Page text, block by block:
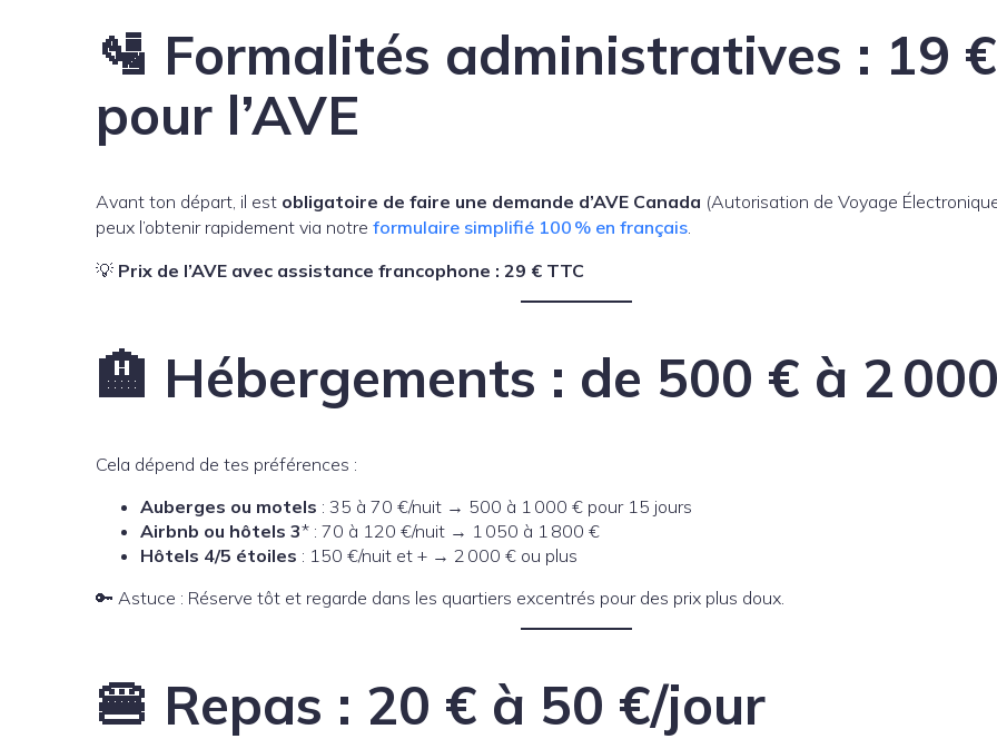
🛂 Formalités administratives : 19 €
pour l’AVE
Avant ton départ, il est obligatoire de faire une demande d’AVE Canada (Autorisation de Voyage
peux l’obtenir rapidement via notre formulaire simplifié 100 % en français.
💡 Prix de l’AVE avec assistance francophone : 29 € TTC
🏨 Hébergements : de 500 € à 2
Cela dépend de tes préférences :
Auberges ou motels : 35 à 70 €/nuit → 500 à 1 000 € pour 15 jours
Airbnb ou hôtels 3* : 70 à 120 €/nuit → 1 050 à 1 800 €
Hôtels 4/5 étoiles : 150 €/nuit et + → 2 000 € ou plus
🔑 Astuce : Réserve tôt et regarde dans les quartiers excentrés pour des prix plus doux.
🍔 Repas : 20 € à 50 €/jour